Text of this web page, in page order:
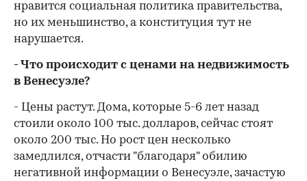
нравится социальная политика правительства,
но их меньшинство, а конституция тут не
нарушается.
- Что происходит с ценами на недвижимость
в Венесуэле?
- Цены растут. Дома, которые 5-6 лет назад
стоили около 100 тыс. долларов, сейчас стоят
около 200 тыс. Но рост цен несколько
замедлился, отчасти "благодаря" обилию
негативной информации о Венесуэле, зачастую